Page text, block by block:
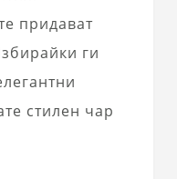
придават
ги
стилен чар